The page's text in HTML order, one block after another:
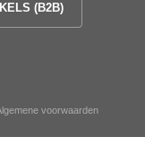
(B2B)
voorwaarden